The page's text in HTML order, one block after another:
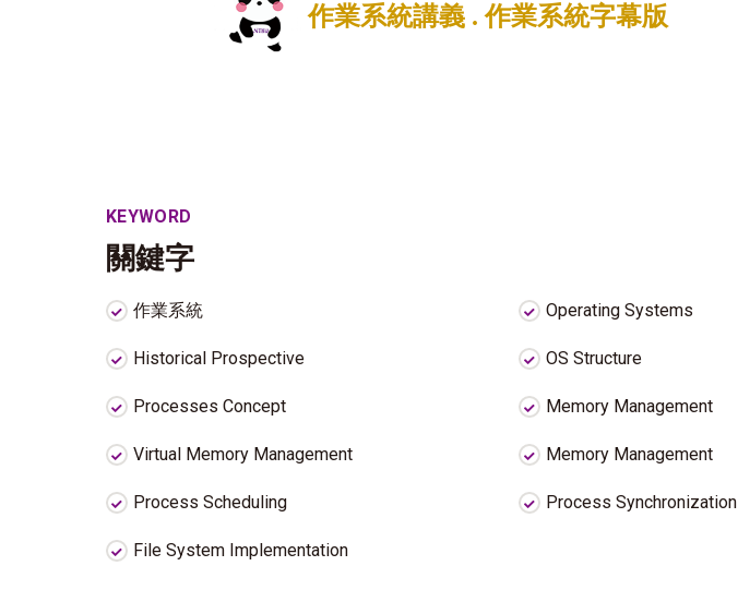
作業系統講義 .作業系統字幕版
KEYWORD
關鍵字
作業系統 Operating Systems
Historical Prospective OS Structure
Processes Concept Memory Management
Virtual Memory Management Memory Management
Process Scheduling Process Synchronization
File System Implementation